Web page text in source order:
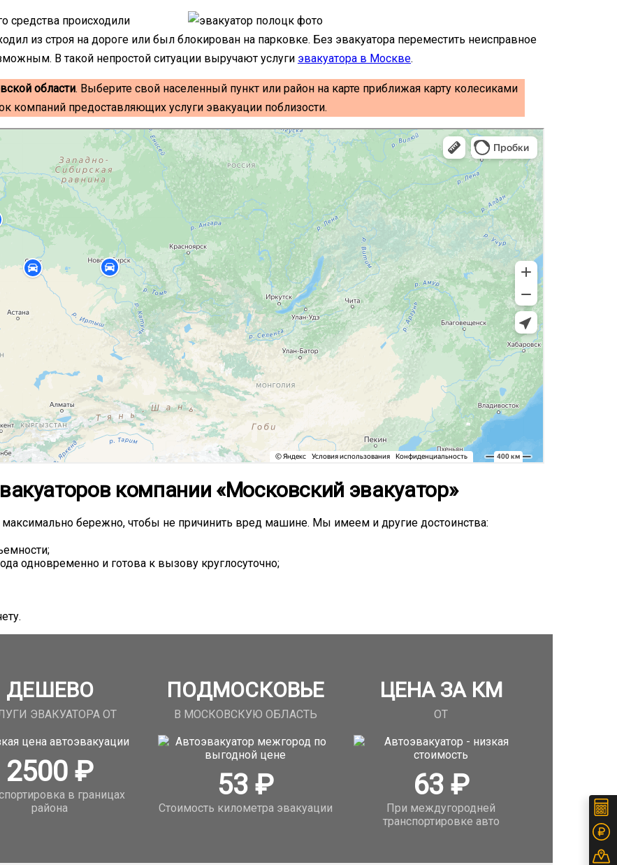
средства происходили
из строя на дороге или был блокирован на парковке. Без эвакуатора переместить неисправное
В такой непростой ситуации выручают услуги эвакуатора в Москве.
области. Выберите свой населенный пункт или район на карте приближая карту колесиками
предоставляющих услуги эвакуации поблизости.
компании «Московский эвакуатор»
бережно, чтобы не причинить вред машине. Мы имеем и другие достоинства:
одновременно и готова к вызову круглосуточно;
ДЕШЕВО
ЭВАКУАТОРА ОТ
2500₽
в границах
района
ПОДМОСКОВЬЕ
В МОСКОВСКУЮ ОБЛАСТЬ
53₽
Стоимость километра эвакуации
ЦЕНА ЗА КМ
ОТ
63₽
При междугородней
транспортировке авто